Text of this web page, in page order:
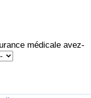
médicale avez-